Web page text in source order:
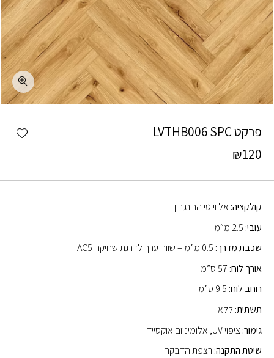
פרקט LVTHB006 SPC
₪120
קולקציה: אל וי טי הרינגבון
עובי:
שכבת מדרך:
אורך לוח:
רוחב לוח:
תשתית: ללא
גימור: ציפוי UV, אלומיניום אוקסייד
שיטת התקנה: רצפת הדבקה